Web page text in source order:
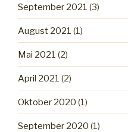
September 2021 (3)
August 2021 (1)
Mai 2021 (2)
April 2021 (2)
Oktober 2020 (1)
September 2020 (1)